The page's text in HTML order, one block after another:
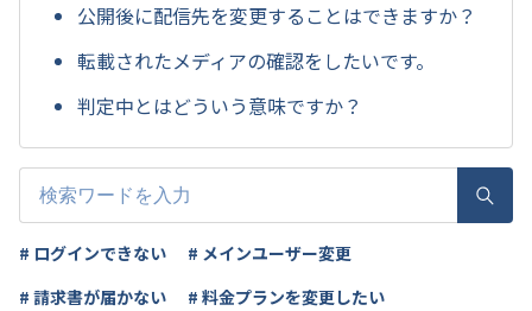
公開後に配信先を変更することはできますか？
転載されたメディアの確認をしたいです。
判定中とはどういう意味ですか？
# ログインできない
# メインユーザー変更
# 請求書が届かない
# 料金プランを変更したい